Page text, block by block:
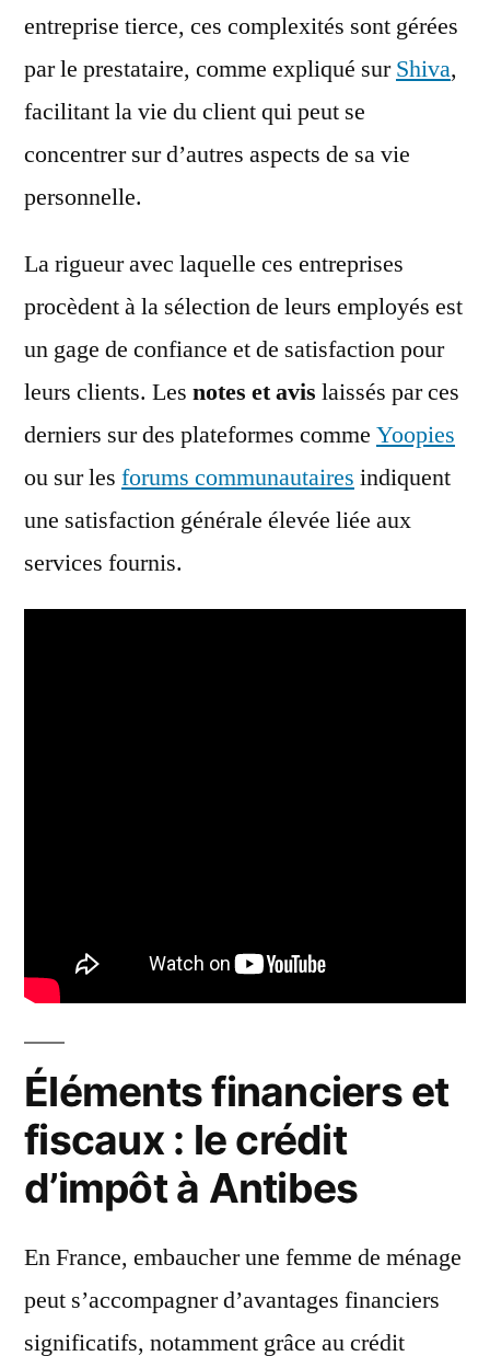
entreprise tierce, ces complexités sont gérées
par le prestataire, comme expliqué surShiva,
facilitant la vie du client qui peut se
concentrer sur d’autres aspects de sa vie
personnelle.
La rigueur avec laquelle ces entreprises
procèdent à la sélection de leurs employés est
un gage de confiance et de satisfaction pour
leurs clients. Les notes et avis laissés par ces
derniers sur des plateformes comme Yoopies
ou sur les forums communautaires indiquent
une satisfaction générale élevée liée aux
services fournis.
Éléments financiers et
fiscaux : le crédit
d’impôt à Antibes
En France, embaucher une femme de ménage
peut s’accompagner d’avantages financiers
significatifs, notamment grâce au crédit